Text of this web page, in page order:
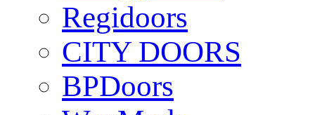
Regidoors
CITY DOORS
BPDoors